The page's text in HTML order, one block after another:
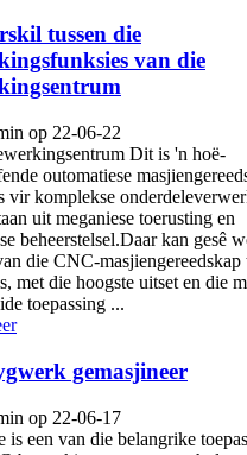
tussen die
van die
op 22-06-22
Dit is 'n hoë-
outomatiese
vir komplekse
​​uit meganiese toerusting en
beheerstelsel.Daar kan gesê
die CNC-masjiengereedskap
met die hoogste uitset en die
toepassing ...
gemasjineer
op 22-06-17
is een van die belangrike